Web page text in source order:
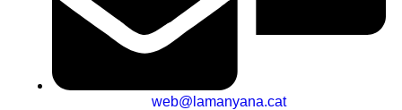
web@lamanyana.cat